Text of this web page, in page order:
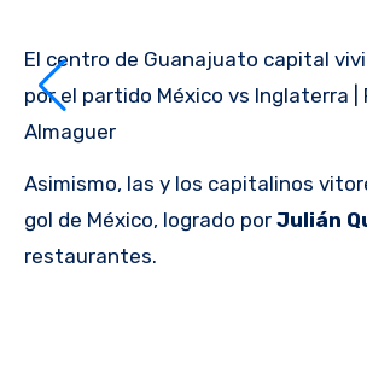
El centro de Guanajuato capital
por el partido México vs Inglaterra |
Almaguer
Asimismo, las y los capitalinos
gol de México, logrado por Julián
restaurantes.